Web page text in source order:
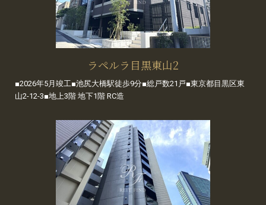
ラペルラ目黒東山2
■2026年5月竣工■池尻大橋駅徒歩9分■総戸数21戸■東京都目黒区東
山2-12-3■地上3階 地下1階 RC造